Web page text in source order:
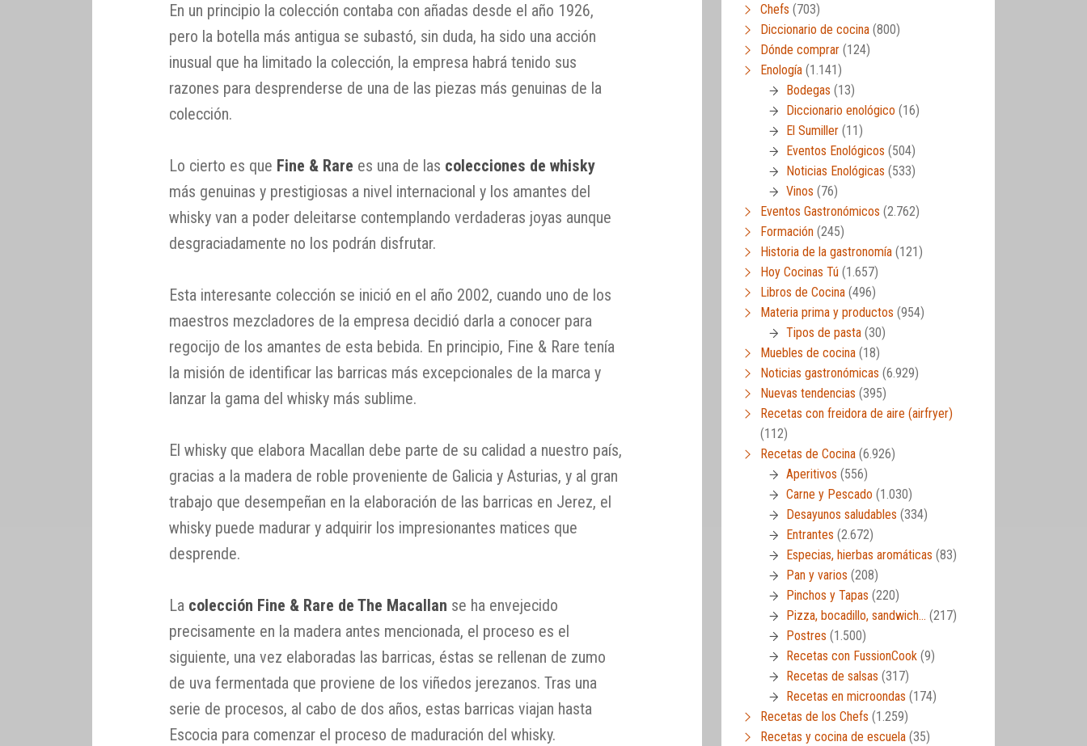
En un principio la colección contaba con añadas desde el año 1926,
pero la botella más antigua se subastó, sin duda, ha sido una acción
inusual que ha limitado la colección, la empresa habrá tenido sus
razones para desprenderse de una de las piezas más genuinas de la
colección.
Lo cierto es que Fine & Rare es una de las colecciones de whisky
más genuinas y prestigiosas a nivel internacional y los amantes del
whisky van a poder deleitarse contemplando verdaderas joyas aunque
desgraciadamente no los podrán disfrutar.
Esta interesante colección se inició en el año 2002, cuando uno de los
maestros mezcladores de la empresa decidió darla a conocer para
regocijo de los amantes de esta bebida. En principio, Fine & Rare tenía
la misión de identificar las barricas más excepcionales de la marca y
lanzar la gama del whisky más sublime.
El whisky que elabora Macallan debe parte de su calidad a nuestro país,
gracias a la madera de roble proveniente de Galicia y Asturias, y al gran
trabajo que desempeñan en la elaboración de las barricas en Jerez, el
whisky puede madurar y adquirir los impresionantes matices que
desprende.
La colección Fine & Rare de The Macallan se ha envejecido
precisamente en la madera antes mencionada, el proceso es el
siguiente, una vez elaboradas las barricas, éstas se rellenan de zumo
de uva fermentada que proviene de los viñedos jerezanos. Tras una
serie de procesos, al cabo de dos años, estas barricas viajan hasta
Escocia para comenzar el proceso de maduración del whisky.
Chefs (703)
Diccionario de cocina (800)
Dónde comprar (124)
Enología (1.141)
Bodegas (13)
Diccionario enológico (16)
El Sumiller (11)
Eventos Enológicos (504)
Noticias Enológicas (533)
Vinos (76)
Eventos Gastronómicos (2.762)
Formación (245)
Historia de la gastronomía (121)
Hoy Cocinas Tú (1.657)
Libros de Cocina (496)
Materia prima y productos (954)
Tipos de pasta (30)
Muebles de cocina (18)
Noticias gastronómicas (6.929)
Nuevas tendencias (395)
Recetas con freidora de aire (airfryer)
(112)
Recetas de Cocina (6.926)
Aperitivos (556)
Carne y Pescado (1.030)
Desayunos saludables (334)
Entrantes (2.672)
Especias, hierbas aromáticas (83)
Pan y varios (208)
Pinchos y Tapas (220)
Pizza, bocadillo, sandwich… (217)
Postres (1.500)
Recetas con FussionCook (9)
Recetas de salsas (317)
Recetas en microondas (174)
Recetas de los Chefs (1.259)
Recetas y cocina de escuela (35)